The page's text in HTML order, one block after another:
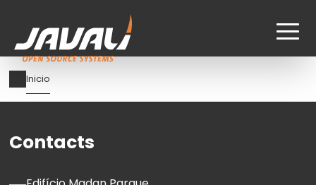
Pasar
al
contenido
Ruta
de
Inicio
Contacts